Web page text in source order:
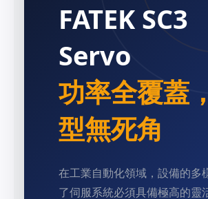
FATEK SC3
Servo
功率全覆蓋
型無死角
在工業自動化領域，設備的多
了伺服系統必須具備極高的靈